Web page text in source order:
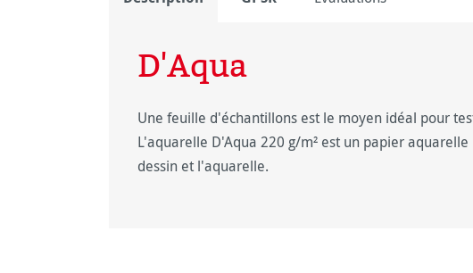
D'Aqua
Une feuille d'échantillons est le moyen idéal pour
L'aquarelle D'Aqua 220 g/m² est un papier
dessin et l'aquarelle.